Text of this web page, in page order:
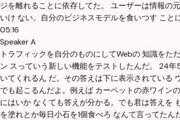
ジを離れることに依存してた。 ユーザーは情報の
いけ ない。自分のビジネスモデルを食いつす こと
05:16
Speaker A
トラフィックを自分のものにしてWebの 知識を
ン スっていう新しい機能をテストしたんだ。 24
いてくれるん だ。その答えは下に表示されている
でも起こるんだよ。例えば カーペットの赤ワイン
にはいか なくても答えが分かる。でも君は答えを
を塗れとか毎日小石を1個食べろ なんて言ってた